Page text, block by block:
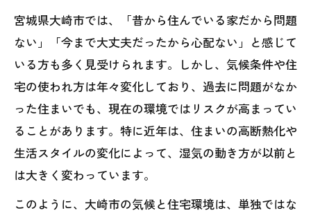
宮城県大崎市では、「昔から住んでいる家だから問題
ない」「今まで大丈夫だったから心配ない」と感じて
いる方も多く見受けられます。しかし、気候条件や住
宅の使われ方は年々変化しており、過去に問題がなか
った住まいでも、現在の環境ではリスクが高まってい
ることがあります。特に近年は、住まいの高断熱化や
生活スタイルの変化によって、湿気の動き方が以前と
は大きく変わっています。
このように、大崎市の気候と住宅環境は、単独ではな